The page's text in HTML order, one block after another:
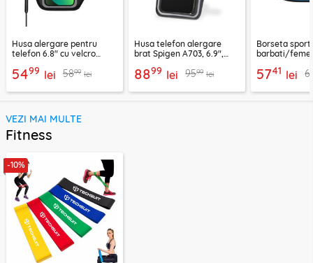
Husa alergare pentru
telefon 6.8" cu velcro
5499 lei 5899 lei
Husa telefon alergare
brat Spigen A703, 6.9",
8899 lei 9599 lei
Borseta
barbati/femei
5741 lei
VEZI MAI MULTE
Fitness
-10%